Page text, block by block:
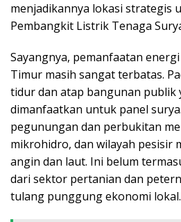
menjadikannya lokasi strategis
Pembangkit Listrik Tenaga
Sayangnya, pemanfaatan
Timur masih sangat terbatas.
tidur dan atap bangunan publik
dimanfaatkan untuk panel
pegunungan dan perbukitan
mikrohidro, dan wilayah pesisir
angin dan laut. Ini belum
dari sektor pertanian dan
tulang punggung ekonomi lokal.